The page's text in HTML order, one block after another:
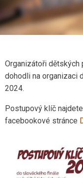
Organizátoři dětských
dohodli na organizaci
2024.
Postupový klíč
facebookové stránce